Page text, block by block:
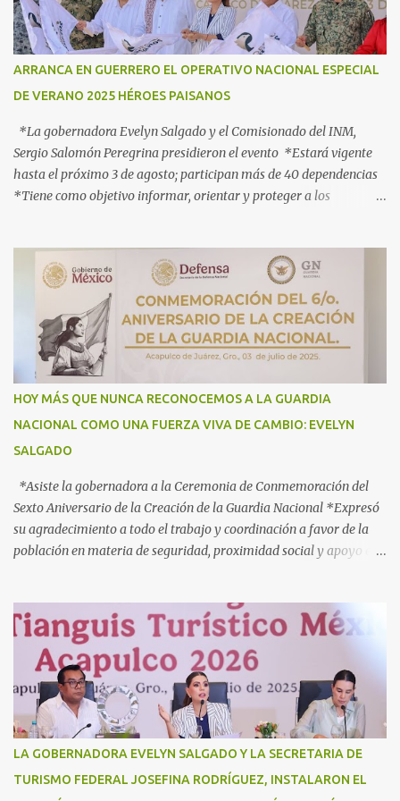
ARRANCA EN GUERRERO EL OPERATIVO NACIONAL ESPECIAL
DE VERANO 2025 HÉROES PAISANOS
*La gobernadora Evelyn Salgado y el Comisionado del INM,
Sergio Salomón Peregrina presidieron el evento *Estará vigente
hasta el próximo 3 de agosto; participan más de 40 dependencias
*Tiene como objetivo informar, orientar y proteger a los
gobernadora Acapulco, Gro., 3 de julio de 2025.- Con el objetivo de
informar, orientar y proteger durante su ingreso, estancia y
tránsito por el territorio nacional a los migrantes que retornan a
México durante esta temporada de verano, la gobernadora Evelyn
Salgado Pineda y el comisionado del Instituto Nacional de
Migración (INM), Sergio Salomón Céspedes Peregrina, dieron el
banderazo de Arranque Nacional del Operativo Especial de Verano
2025 Héroes Paisanos, que estará vigente hasta el próximo 3 de
agosto y en el que participan más de 40 dependencias de los
diferentes órdenes de gobierno, para brindar atención ...
HOY MÁS QUE NUNCA RECONOCEMOS A LA GUARDIA
NACIONAL COMO UNA FUERZA VIVA DE CAMBIO: EVELYN
SALGADO
*Asiste la gobernadora a la Ceremonia de Conmemoración del
Sexto Aniversario de la Creación de la Guardia Nacional *Expresó
su agradecimiento a todo el trabajo y coordinación a favor de la
población en materia de seguridad, proximidad social y apoyo en
como una fuerza viva de cambio, como una realidad con uniforme,
con botas, con manos, pero sobre todo, con mucho corazón en el
territorio. Son ustedes la transformación, que no queda en
promesas, la que se juega el cuerpo por hacer Patria”, expresó la
gobernadora Evelyn Salgado Pineda, durante la Ceremonia de
Conmemoración del Sexto Aniversario de la Creación de la Guardia
Nacional, en donde también agradeció todo el trabajo y
proximidad social y apoyo en casos de desastres. “Hoy
LA GOBERNADORA EVELYN SALGADO Y LA SECRETARIA DE
TURISMO FEDERAL JOSEFINA RODRÍGUEZ, INSTALARON EL